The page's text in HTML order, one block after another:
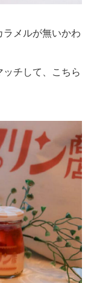
ラメルが無いかわ
チして、こちら